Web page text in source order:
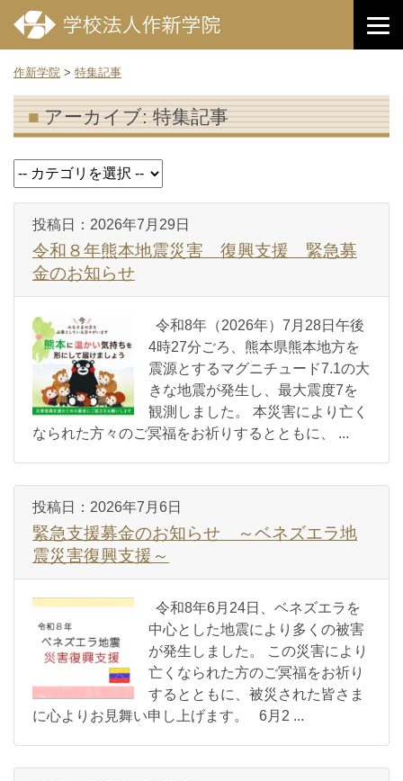
作新学院 > 特集記事
アーカイブ:特集記事
投稿日： 2026年7月29日
令和８年熊本地震災害 復興支援 緊急募
金のお知らせ
令和8年（2026年）7月28日午後
4時27分ごろ、熊本県熊本地方を
震源とするマグニチュード7.1の大
きな地震が発生し、最大震度7を
観測しました。 本災害により亡く
なられた方々のご冥福をお祈りするとともに、 ...
投稿日： 2026年7月6日
緊急支援募金のお知らせ ～ベネズエラ地
震災害復興支援～
令和8年6月24日、ベネズエラを
中心とした地震により多くの被害
が発生しました。 この災害により
亡くなられた方のご冥福をお祈り
するとともに、被災された皆さま
に心よりお見舞い申し上げます。 6月2 ...